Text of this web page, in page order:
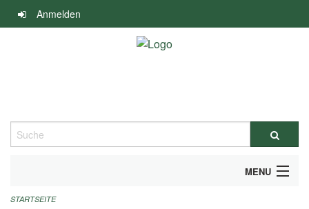
Navigation
überspringen
Anmelden
Suche
MENU
ALLGEMEINE INFORMATIONEN
STARTSEITE